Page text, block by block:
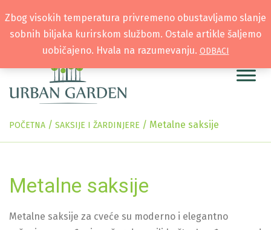
POČETNA / SAKSIJE I ŽARDINJERE / Metalne saksije
Metalne saksije
Metalne saksije za cveće su moderno i elegantno
Zbog visokih temperatura privremeno obustavljamo slanje
sobnih biljaka kurirskom službom. Ostale artikle šaljemo
uobičajeno. Hvala na razumevanju. ODBACI